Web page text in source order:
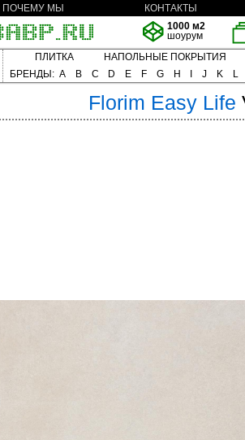
ПОЧЕМУ МЫ
КОНТАКТЫ
1000 м2
шоурум
ПЛИТКА
НАПОЛЬНЫЕ ПОКРЫТИЯ
БРЕНДЫ: A B C D E F G H J K L
Florim Easy Life